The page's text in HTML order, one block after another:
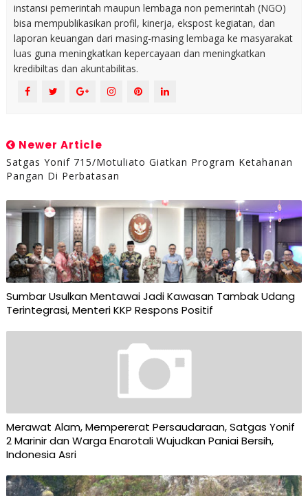
instansi pemerintah maupun lembaga non pemerintah (NGO)
bisa mempublikasikan profil, kinerja, ekspost kegiatan, dan
laporan keuangan dari masing-masing lembaga ke masyarakat
luas guna meningkatkan kepercayaan dan meningkatkan
kredibiltas dan akuntabilitas.
Newer Article
Satgas Yonif 715/Motuliato Giatkan Program Ketahanan
Pangan Di Perbatasan
Sumbar Usulkan Mentawai Jadi Kawasan Tambak Udang
Terintegrasi, Menteri KKP Respons Positif
Merawat Alam, Mempererat Persaudaraan, Satgas Yonif
2 Marinir dan Warga Enarotali Wujudkan Paniai Bersih,
Indonesia Asri